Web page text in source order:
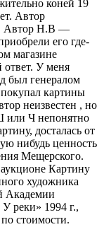
коней 19
Автор
Автор Н.В —
его где-
магазине
ответ. У меня
был генералом
картины
неизвестен , но
или Ч непонятно
досталась от
нибудь ценность
Мещерского.
Картину
художника
Академии
реки» 1994 г.,
стоимости.